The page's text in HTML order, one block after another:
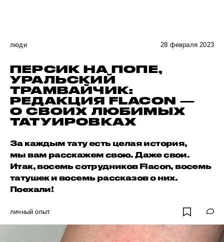
люди 28 февраля 2023
ПЕРСИК НА ПОПЕ,
УРАЛЬСКИЙ
ТРАМВАЙЧИК:
РЕДАКЦИЯ FLACON —
О СВОИХ ЛЮБИМЫХ
ТАТУИРОВКАХ
За каждым тату есть целая история,
мы вам расскажем свою. Даже свои.
Итак, восемь сотрудников Flacon, восемь
татушек и восемь рассказов о них.
Поехали!
личный опыт